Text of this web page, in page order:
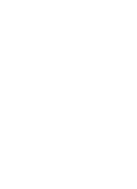
المسيحيون والكونفوشيوسيون يوقّعون